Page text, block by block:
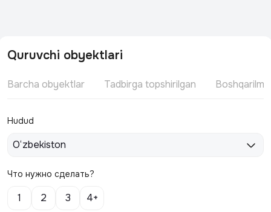
Quruvchi obyektlari
Barcha obyektlar Tadbirga topshirilgan
Hudud
O‘zbekiston
Что нужно сделать?
1 2 3 4+